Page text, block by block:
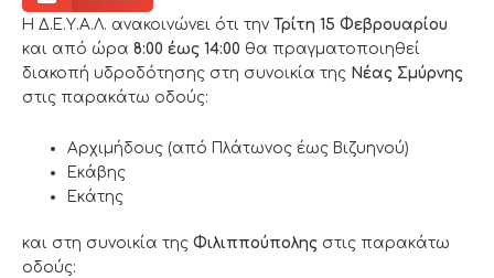
Η Δ.Ε.Υ.Α.Λ. ανακοινώνει ότι την Τρίτη 15 Φεβρουαρίου
και από ώρα 8:00 έως 14:00 θα πραγματοποιηθεί
διακοπή υδροδότησης στη συνοικία της Νέας Σμύρνης
στις παρακάτω οδούς:
Αρχιμήδους (από Πλάτωνος έως Βιζυηνού)
Εκάβης
Εκάτης
και στη συνοικία της Φιλιππούπολης στις παρακάτω
οδούς: